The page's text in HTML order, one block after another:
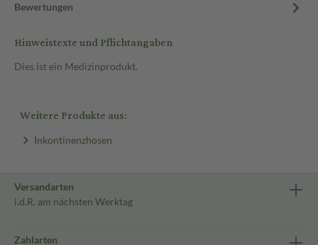
Bewertungen
Hinweistexte und Pflichtangaben
Dies ist ein Medizinprodukt.
Weitere Produkte aus:
Inkontinenzhosen
Versandarten
i.d.R. am nächsten Werktag
Zahlarten